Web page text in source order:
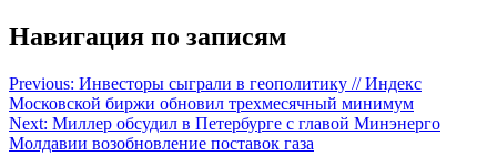
Навигация по записям
Previous: Инвесторы сыграли в геополитику // Индекс
Московской биржи обновил трехмесячный минимум
Next: Миллер обсудил в Петербурге с главой Минэнерго
Молдавии возобновление поставок газа